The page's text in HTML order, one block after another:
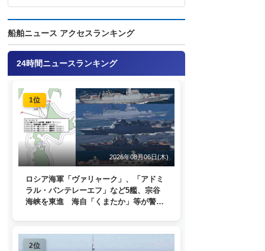
船舶ニュース アクセスランキング
24時間ニュースランキング
1位
2026年08月06日(木)
ロシア海軍「ヴァリャーク」、「アドミ
ラル・パンテレーエフ」など5艦、宗谷
海峡を東進 海自「くまたか」等が警戒
2位